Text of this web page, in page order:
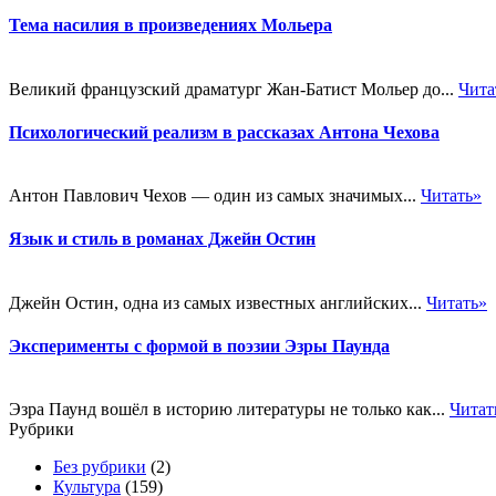
Тема насилия в произведениях Мольера
Великий французский драматург Жан-Батист Мольер до...
Психологический реализм в рассказах Антона Чехова
Антон Павлович Чехов — один из самых значимых... Читать»
Язык и стиль в романах Джейн Остин
Джейн Остин, одна из самых известных английских... Читать»
Эксперименты с формой в поэзии Эзры Паунда
Эзра Паунд вошёл в историю литературы не только как...
Рубрики
Без рубрики (2)
Культура (159)